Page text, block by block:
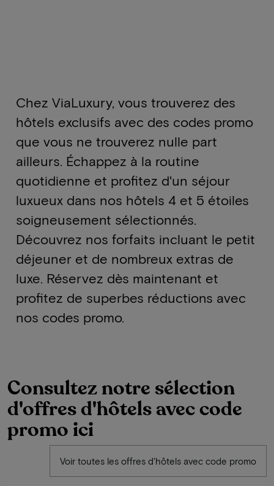
Chez ViaLuxury, vous trouverez des
hôtels exclusifs avec des codes promo
que vous ne trouverez nulle part
ailleurs. Échappez à la routine
quotidienne et profitez d'un séjour
luxueux dans nos hôtels 4 et 5 étoiles
soigneusement sélectionnés.
Découvrez nos forfaits incluant le petit
déjeuner et de nombreux extras de
luxe. Réservez dès maintenant et
profitez de superbes réductions avec
nos codes promo.
Consultez notre sélection
d'offres d'hôtels avec code
promo ici
Voir toutes les offres d'hôtels avec code promo